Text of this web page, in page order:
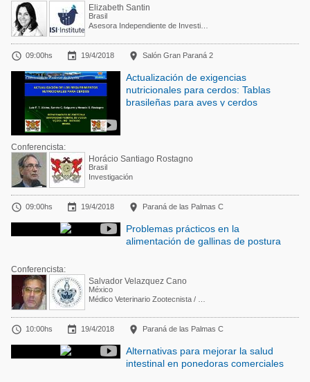
Elizabeth Santin
Brasil
 09:00hs  19/4/2018  Salón Gran Paraná 2
Actualización de exigencias
nutricionales para cerdos: Tablas
brasileñas para aves y cerdos
Conferencista:
Horácio Santiago Rostagno
Brasil
Investigación
 09:00hs  19/4/2018  Paraná de las Palmas C
Problemas prácticos en la
alimentación de gallinas de postura
Conferencista:
Salvador Velazquez Cano
México
 10:00hs  19/4/2018  Paraná de las Palmas C
Alternativas para mejorar la salud
intestinal en ponedoras comerciales